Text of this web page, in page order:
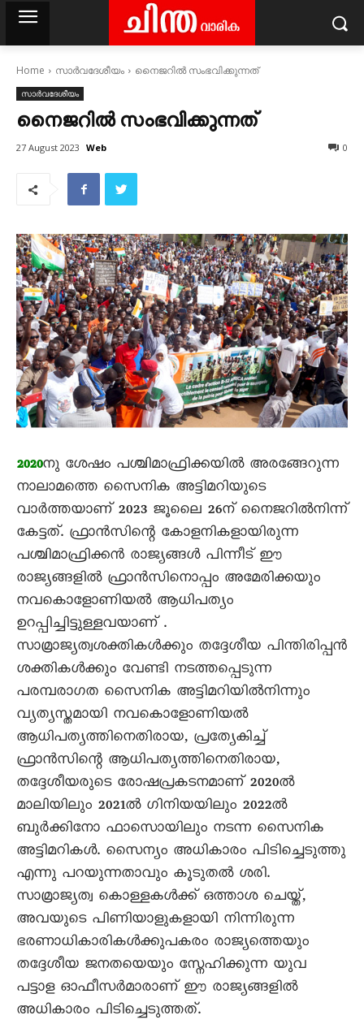
Home സാര്‍വദേശീയം നെെജറിൽ സംഭവിക്കുന്നത്
സാര്‍വദേശീയം
നെെജറിൽ സംഭവിക്കുന്നത്
27 August 2023 Web 0
2020നു ശേഷം പശ്ചിമാഫ്രിക്കയിൽ അരങ്ങേറുന്ന
നാലാമത്തെ സെെനിക അട്ടിമറിയുടെ
വാർത്തയാണ് 2023 ജൂലെെ 26ന് നെെജറിൽനിന്ന്
കേട്ടത്. ഫ്രാൻസിന്റെ കോളനികളായിരുന്ന
പശ്ചിമാഫ്രിക്കൻ രാജ്യങ്ങൾ പിന്നീട് ഈ
രാജ്യങ്ങളിൽ ഫ്രാൻസിനൊപ്പം അമേരിക്കയും
നവകൊളോണിയൽ ആധിപത്യം
ഉറപ്പിച്ചിട്ടുള്ളവയാണ് .
സാമ്രാജ്യത്വശക്തികൾക്കും തദ്ദേശീയ പിന്തിരിപ്പൻ
ശക്തികൾക്കും വേണ്ടി നടത്തപ്പെടുന്ന
പരമ്പരാഗത സെെനിക അട്ടിമറിയിൽനിന്നും
വ്യത്യസ്തമായി നവകൊളോണിയൽ
ആധിപത്യത്തിനെതിരായ, പ്രത്യേകിച്ച്
ഫ്രാൻസിന്റെ ആധിപത്യത്തിനെതിരായ,
തദ്ദേശീയരുടെ രോഷപ്രകടനമാണ് 2020ൽ
മാലിയിലും 2021ൽ ഗിനിയയിലും 2022ൽ
ബുർക്കിനോ ഫാസൊയിലും നടന്ന സെെനിക
അട്ടിമറികൾ. സെെന്യം അധികാരം പിടിച്ചെടുത്തു
എന്നു പറയുന്നതാവും കൂടുതൽ ശരി.
സാമ്രാജ്യത്വ കൊള്ളകൾക്ക് ഒത്താശ ചെയ്ത്,
അവയുടെ പിണിയാളുകളായി നിന്നിരുന്ന
ഭരണാധികാരികൾക്കുപകരം രാജ്യത്തെയും
തദ്ദേശീയ ജനതയെയും സ്നേഹിക്കുന്ന യുവ
പട്ടാള ഓഫീസർമാരാണ് ഈ രാജ്യങ്ങളിൽ
അധികാരം പിടിച്ചെടുത്തത്.